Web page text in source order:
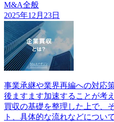
M&A全般
2025年12月23日
事業承継や業界再編への対応
後ますます加速することが考
買収の基礎を整理した上で、
ト、具体的な流れなどについ